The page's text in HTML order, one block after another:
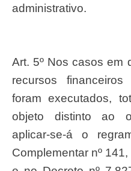
administrativo.
Art. 5º Nos casos em que for verificado que os
recursos
foram executados,
objeto distinto ao
aplicar-se-á o
Complementar nº